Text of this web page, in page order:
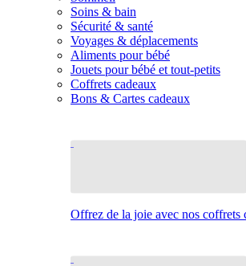
Soins & bain
Sécurité & santé
Voyages & déplacements
Aliments pour bébé
Jouets pour bébé et tout-petits
Coffrets cadeaux
Bons & Cartes cadeaux
Offrez de la joie avec nos coffrets